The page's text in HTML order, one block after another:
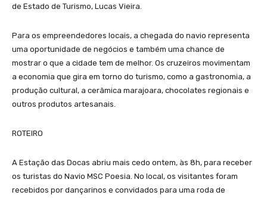
de Estado de Turismo, Lucas Vieira.
Para os empreendedores locais, a chegada do navio representa
uma oportunidade de negócios e também uma chance de
mostrar o que a cidade tem de melhor. Os cruzeiros movimentam
a economia que gira em torno do turismo, como a gastronomia, a
produção cultural, a cerâmica marajoara, chocolates regionais e
outros produtos artesanais.
ROTEIRO
A Estação das Docas abriu mais cedo ontem, às 8h, para receber
os turistas do Navio MSC Poesia. No local, os visitantes foram
recebidos por dançarinos e convidados para uma roda de